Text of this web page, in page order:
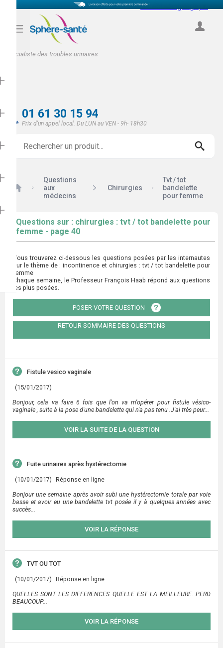
Spécialiste des troubles urinaires
Select Language
01 61 30 15 94
Prix d'un appel local. Du LUN au VEN - 9h- 18h30
Accueil
Questions
aux
médecins
Chirurgies
Tvt / tot
bandelette
pour femme
Questions sur : chirurgies : tvt / tot bandelette pour
femme - page 40
Vous trouverez ci-dessous les questions posées par les internautes
sur le thème de : incontinence et chirurgies : tvt / tot bandelette pour
femme
Chaque semaine, le Professeur François Haab répond aux questions
les plus posées.
POSER VOTRE QUESTION
RETOUR SOMMAIRE DES QUESTIONS
Fistule vesico vaginale
(15/01/2017)
Bonjour, cela va faire 6 fois que l'on va m'opérer pour fistule vésico-
vaginale , suite à la pose d'une bandelette qui n'a pas tenu .J'ai très peur...
VOIR LA SUITE DE LA QUESTION
Fuite urinaires après hystérectomie
(10/01/2017) Réponse en ligne
Bonjour une semaine après avoir subi une hystérectomie totale par voie
basse et avoir eu une bandelette tvt posée il y à quelques années avec
succès...
VOIR LA RÉPONSE
TVT OU TOT
(10/01/2017) Réponse en ligne
QUELLES SONT LES DIFFERENCES QUELLE EST LA MEILLEURE. PERD
BEAUCOUP...
VOIR LA RÉPONSE